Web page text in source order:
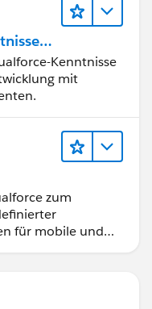
Kenntnisse
mit
zum
für mobile und